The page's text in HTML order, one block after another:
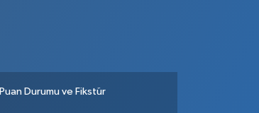
Puan Durumu ve Fikstür